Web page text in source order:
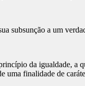
subsunção a um
da igualdade, a
uma finalidade de